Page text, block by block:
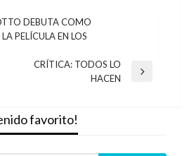
DEBUTA COMO
PELÍCULA EN LOS
CRÍTICA: TODOS LO
HACEN
favorito!